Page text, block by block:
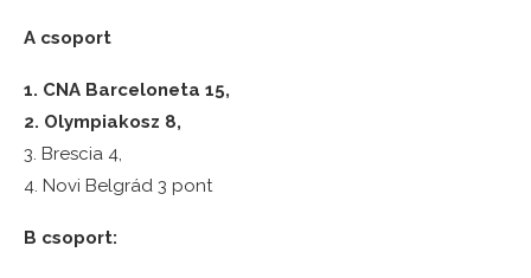
A csoport
1. CNA Barceloneta 15,
2. Olympiakosz 8,
3. Brescia 4,
4. Novi Belgrád 3 pont
B csoport: